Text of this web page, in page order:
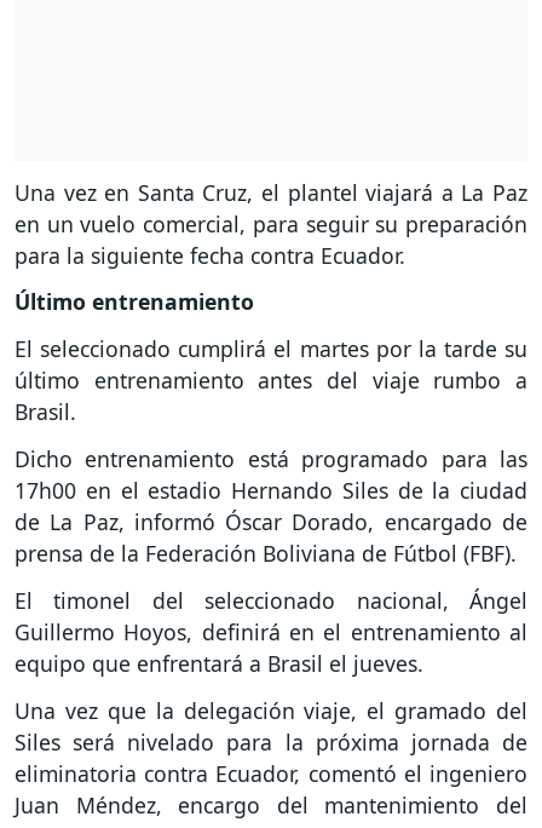
Una vez en Santa Cruz, el plantel viajará a La Paz
en un vuelo comercial, para seguir su preparación
para la siguiente fecha contra Ecuador.
Último entrenamiento
El seleccionado cumplirá el martes por la tarde su
último entrenamiento antes del viaje rumbo a
Brasil.
Dicho entrenamiento está programado para las
17h00 en el estadio Hernando Siles de la ciudad
de La Paz, informó Óscar Dorado, encargado de
prensa de la Federación Boliviana de Fútbol (FBF).
El timonel del seleccionado nacional, Ángel
Guillermo Hoyos, definirá en el entrenamiento al
equipo que enfrentará a Brasil el jueves.
Una vez que la delegación viaje, el gramado del
Siles será nivelado para la próxima jornada de
eliminatoria contra Ecuador, comentó el ingeniero
Juan Méndez, encargo del mantenimiento del